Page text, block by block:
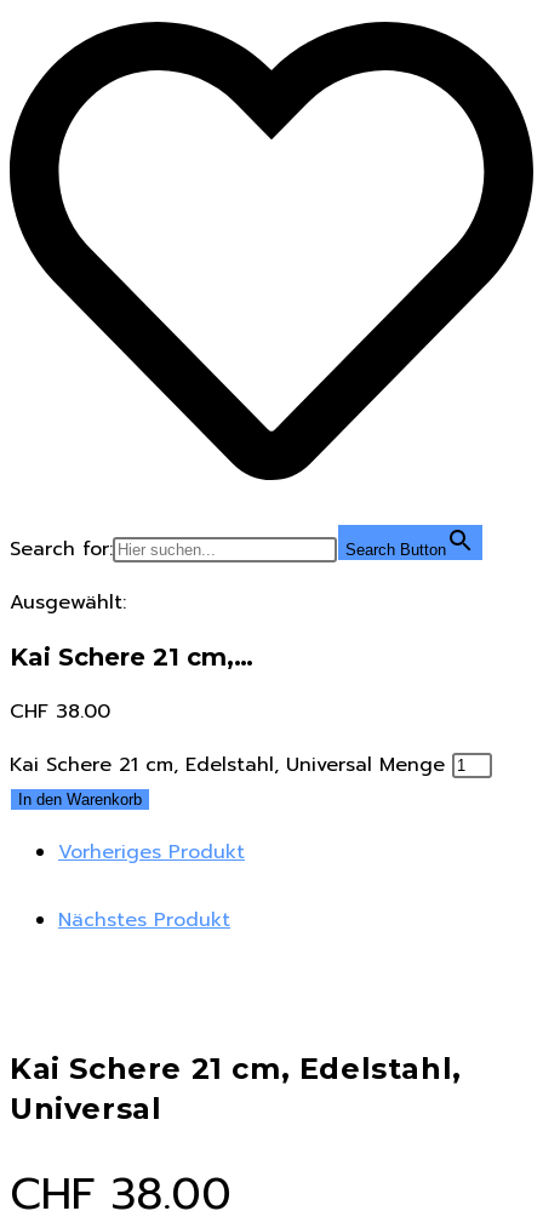
Search for: Search Button
Ausgewählt:
Kai Schere 21 cm,…
CHF 38.00
Kai Schere 21 cm, Edelstahl, Universal Menge
In den Warenkorb
Vorheriges Produkt
Nächstes Produkt
Kai Schere 21 cm, Edelstahl,
Universal
CHF 38.00